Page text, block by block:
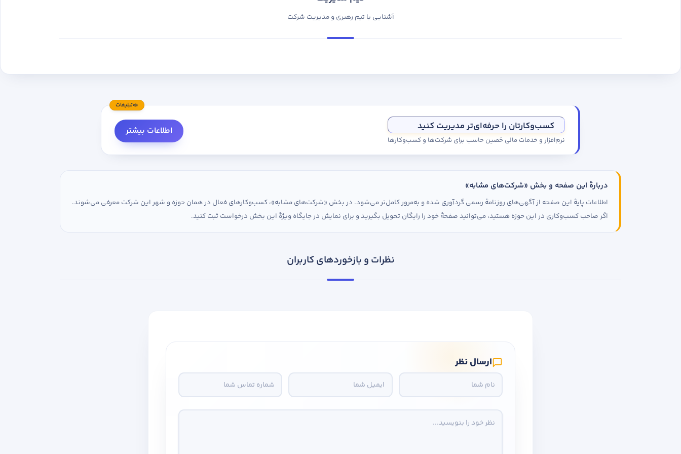
آشنایی با تیم رهبری و مدیریت شرکت
تبلیغات
کسب‌وکارتان را حرفه‌ای‌تر مدیریت کنید
نرم‌افزار و خدمات مالی حَصین حاسب برای شرکت‌ها و کسب‌وکارها
اطلاعات بیشتر
دربارهٔ این صفحه و بخش «شرکت‌های مشابه»
اطلاعات پایهٔ این صفحه از آگهی‌های روزنامهٔ رسمی گردآوری شده و به‌مرور کامل‌تر می‌شود. در بخش «شرکت‌های مشابه»، کسب‌وکارهای فعال در همان حوزه و شهر این شرکت معرفی می‌شوند.
اگر صاحب کسب‌وکاری در این حوزه هستید، می‌توانید صفحهٔ خود را رایگان تحویل بگیرید و برای نمایش در جایگاه ویژهٔ این بخش درخواست ثبت کنید.
نظرات و بازخوردهای کاربران
ارسال نظر